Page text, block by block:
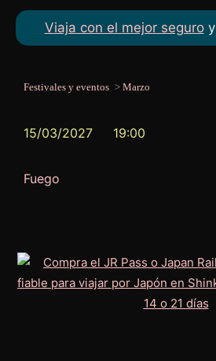
Viaja con el mejor seguroy
Festivales y eventos > Marzo
15/03/2027 19:00
Fuego